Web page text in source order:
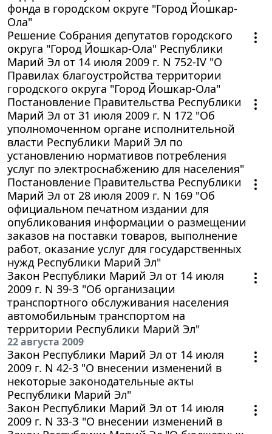
фонда в городском округе "Город Йошкар-
Ола"
Решение Собрания депутатов городского
округа "Город Йошкар-Ола" Республики
Марий Эл от 14 июля 2009 г. N 752-IV "О
Правилах благоустройства территории
городского округа "Город Йошкар-Ола"
Постановление Правительства Республики
Марий Эл от 31 июля 2009 г. N 172 "Об
уполномоченном органе исполнительной
власти Республики Марий Эл по
установлению нормативов потребления
услуг по электроснабжению для населения"
Постановление Правительства Республики
Марий Эл от 28 июля 2009 г. N 169 "Об
официальном печатном издании для
опубликования информации о размещении
заказов на поставки товаров, выполнение
работ, оказание услуг для государственных
нужд Республики Марий Эл"
Закон Республики Марий Эл от 14 июля
2009 г. N 39-З "Об организации
транспортного обслуживания населения
автомобильным транспортом на
территории Республики Марий Эл"
22 августа 2009
Закон Республики Марий Эл от 14 июля
2009 г. N 42-3 "О внесении изменений в
некоторые законодательные акты
Республики Марий Эл"
Закон Республики Марий Эл от 14 июля
2009 г. N 33-З "О внесении изменений в